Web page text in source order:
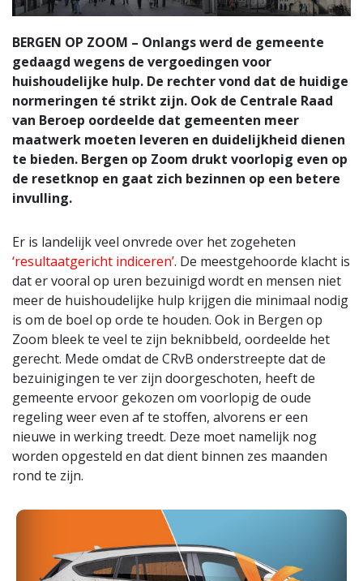
BERGEN OP ZOOM – Onlangs werd de gemeente
gedaagd wegens de vergoedingen voor
huishoudelijke hulp. De rechter vond dat de huidige
normeringen té strikt zijn. Ook de Centrale Raad
van Beroep oordeelde dat gemeenten meer
maatwerk moeten leveren en duidelijkheid dienen
te bieden. Bergen op Zoom drukt voorlopig even op
de resetknop en gaat zich bezinnen op een betere
invulling.
Er is landelijk veel onvrede over het zogeheten
‘resultaatgericht indiceren’. De meestgehoorde klacht is
dat er vooral op uren bezuinigd wordt en mensen niet
meer de huishoudelijke hulp krijgen die minimaal nodig
is om de boel op orde te houden. Ook in Bergen op
Zoom bleek te veel te zijn beknibbeld, oordeelde het
gerecht. Mede omdat de CRvB onderstreepte dat de
bezuinigingen te ver zijn doorgeschoten, heeft de
gemeente ervoor gekozen om voorlopig de oude
regeling weer even af te stoffen, alvorens er een
nieuwe in werking treedt. Deze moet namelijk nog
worden opgesteld en dat dient binnen zes maanden
rond te zijn.